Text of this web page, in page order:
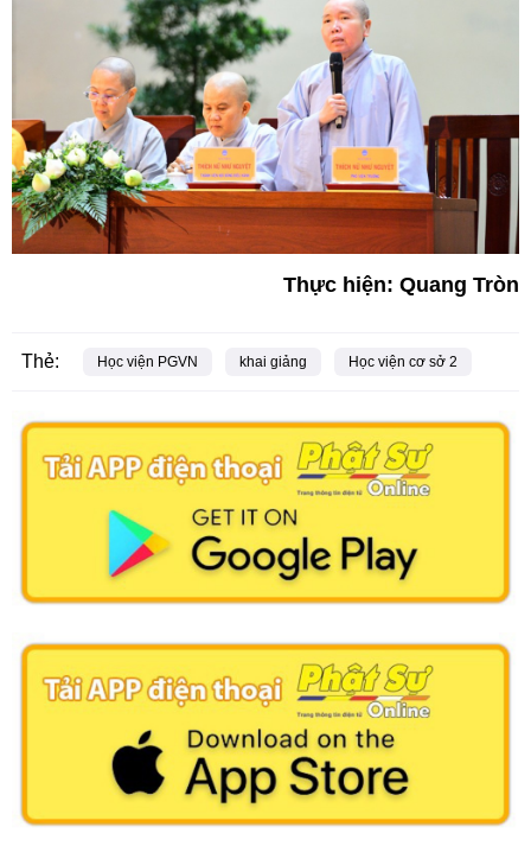
Thực hiện: Quang Tròn
Thẻ: Học viện PGVN khai giảng Học viện cơ sở 2